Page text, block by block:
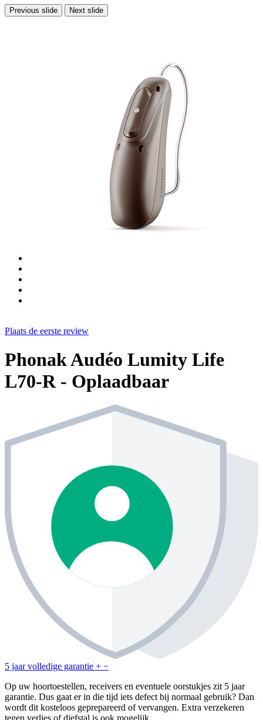
Previous slide Next slide
Plaats de eerste review
Phonak Audéo Lumity Life
L70-R - Oplaadbaar
5 jaar volledige garantie + −
Op uw hoortoestellen, receivers en eventuele oorstukjes zit 5 jaar
garantie. Dus gaat er in die tijd iets defect bij normaal gebruik? Dan
wordt dit kosteloos geprepareerd of vervangen. Extra verzekeren